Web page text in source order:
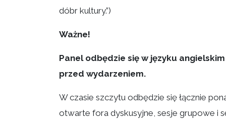
dóbr kultury.”)
Ważne!
Panel odbędzie się w języku
przed wydarzeniem.
W czasie szczytu odbędzie się łącznie
otwarte fora dyskusyjne, sesje grupowe i